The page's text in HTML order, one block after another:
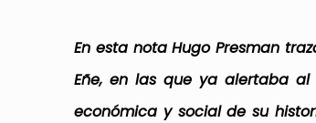
En esta nota Hugo Presman
Eñe, en las que ya alertaba
económica y social de su